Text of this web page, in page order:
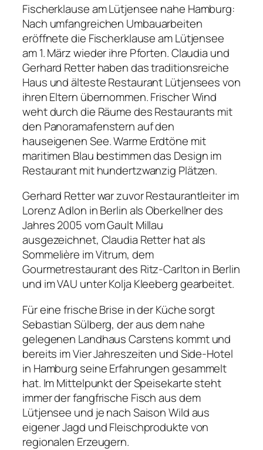
Fischerklause am Lütjensee nahe Hamburg:
Nach umfangreichen Umbauarbeiten
eröffnete die Fischerklause am Lütjensee
am 1. März wieder ihre Pforten. Claudia und
Gerhard Retter haben das traditionsreiche
Haus und älteste Restaurant Lütjensees von
ihren Eltern übernommen. Frischer Wind
weht durch die Räume des Restaurants mit
den Panoramafenstern auf den
hauseigenen See. Warme Erdtöne mit
maritimen Blau bestimmen das Design im
Restaurant mit hundertzwanzig Plätzen.
Gerhard Retter war zuvor Restaurantleiter im
Lorenz Adlon in Berlin als Oberkellner des
Jahres 2005 vom Gault Millau
ausgezeichnet, Claudia Retter hat als
Sommelière im Vitrum, dem
Gourmetrestaurant des Ritz-Carlton in Berlin
und im VAU unter Kolja Kleeberg gearbeitet.
Für eine frische Brise in der Küche sorgt
Sebastian Sülberg, der aus dem nahe
gelegenen Landhaus Carstens kommt und
bereits im Vier Jahreszeiten und Side-Hotel
in Hamburg seine Erfahrungen gesammelt
hat. Im Mittelpunkt der Speisekarte steht
immer der fangfrische Fisch aus dem
Lütjensee und je nach Saison Wild aus
eigener Jagd und Fleischprodukte von
regionalen Erzeugern.